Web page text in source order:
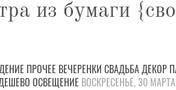
из бумаги
ПРОЧЕЕ ВЕЧЕРЕНКИ СВАДЬБАДЕКОР
ОСВЕЩЕНИЕ ВОСКРЕСЕНЬЕ, 30